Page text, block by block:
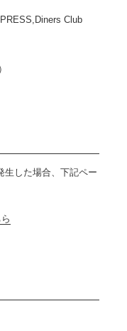
Club
生した場合、下記ペー